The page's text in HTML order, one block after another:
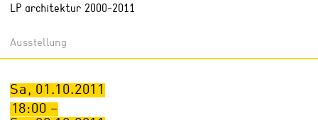
LP architektur 2000-2011
Ausstellung
Sa, 01.10.2011
18:00 –